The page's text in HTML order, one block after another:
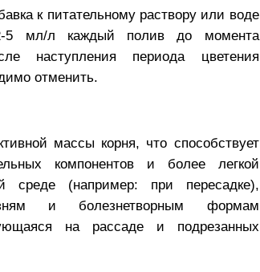
к питательному раствору или воде
5 мл/л каждый полив до момента
наступления периода цветения
отменить.
массы корня, что способствует
компонентов и более легкой
среде (например: при пересадке),
и болезнетворным формам
на рассаде и подрезанных